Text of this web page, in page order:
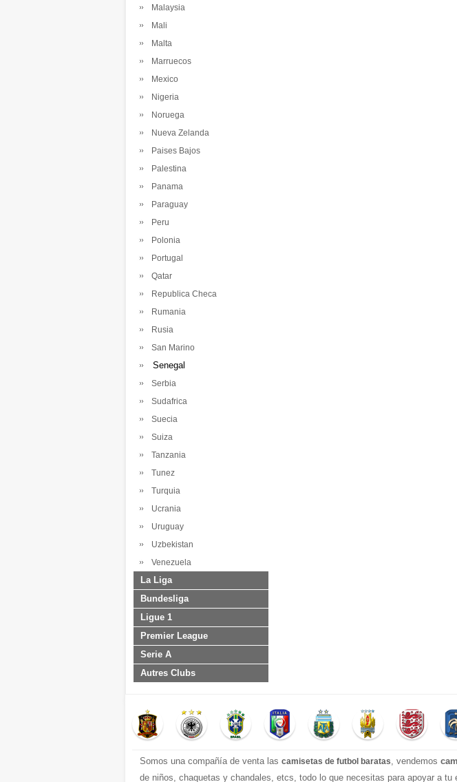
Malaysia
Mali
Malta
Marruecos
Mexico
Nigeria
Noruega
Nueva Zelanda
Paises Bajos
Palestina
Panama
Paraguay
Peru
Polonia
Portugal
Qatar
Republica Checa
Rumania
Rusia
San Marino
Senegal
Serbia
Sudafrica
Suecia
Suiza
Tanzania
Tunez
Turquia
Ucrania
Uruguay
Uzbekistan
Venezuela
La Liga
Bundesliga
Ligue 1
Premier League
Serie A
Autres Clubs
Somos una compañía de venta las camisetas de futbol baratas, vendemos
de niños, chaquetas y chandales, etcs, todo lo que necesitas para apoyar a